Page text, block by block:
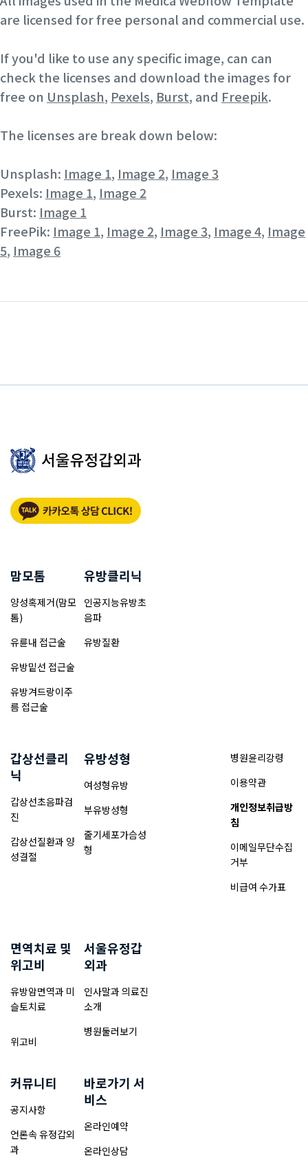
are licensed for free personal and commercial use.
If you'd like to use any specific image, can can
check the licenses and download the images for
free on Unsplash, Pexels, Burst, and Freepik.
The licenses are break down below:
Unsplash: Image 1, Image 2, Image 3
Pexels: Image 1, Image 2
Burst: Image 1
FreePik: Image 1, Image 2, Image 3, Image 4, Image
5, Image 6
맘모톰
양성혹제거(맘모
톰)
유륜내 접근술
유방밑선 접근술
유방겨드랑이주
름 접근술
커뮤니티
공지사항
언론속 유정갑외
과
바로가기 서
비스
온라인예약
온라인상담
유방클리닉
인공지능유방초
음파
유방질환
유방성형
여성형유방
부유방성형
줄기세포가슴성
형
면역치료 및
위고비
유방암면역과 미
슬토치료
위고비
서울유정갑
외과
인사말과 의료진
소개
병원둘러보기
병원윤리강령
이용약관
개인정보취급방
침
이메일무단수집
거부
비급여 수가표
갑상선클리
닉
갑상선초음파검
진
갑상선질환과 양
성결절